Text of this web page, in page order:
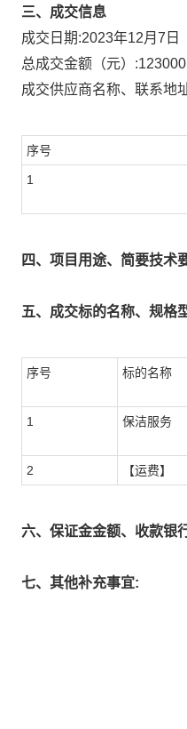
三、成交信息
成交日期:2023年12月7日
总成交金额（元）:123000
成交供应商名称、联系地
序号
1
四、项目用途、简要技术
五、成交标的名称、规格
序号 标的名称
1 保洁服务
2 【运费】
六、保证金金额、收款银
七、其他补充事宜: